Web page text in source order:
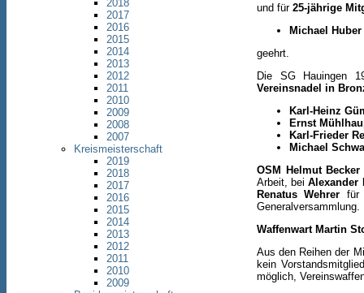
2018
2017
2016
2015
2014
2013
2012
2011
2010
2009
2008
2007
Kreismeisterschaft
2019
2018
2017
2016
2015
2014
2013
2012
2011
2010
2009
und für 25-jährige
Michael Huber
geehrt.
Die SG Hauingen
Vereinsnadel in
Karl-Heinz
Ernst
Karl-Frieder
Michael
OSM Helmut Becker
Arbeit, beiAlexander
Renatus Wehrer für
Generalversammlung.
Waffenwart Martin
Aus den Reihen der
kein
möglich,